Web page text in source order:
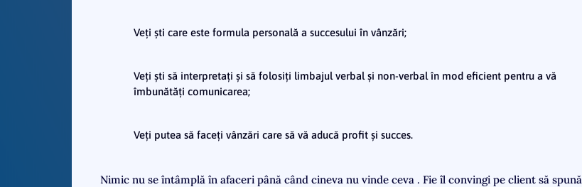
Veți ști care este formula personală a succesului în vânzări;
Veți ști să interpretați și să folosiți limbajul verbal și non-verbal în mod eficient pentru a vă
îmbunătăți comunicarea;
Veți putea să faceți vânzări care să vă aducă profit și succes.
Nimic nu se întâmplă în afaceri până când cineva nu vinde ceva . Fie îl convingi pe client să spună